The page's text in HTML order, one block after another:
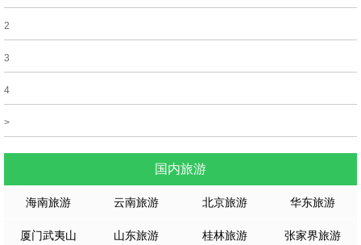
2
3
4
>
国内旅游
海南旅游 云南旅游 北京旅游 华东旅游
厦门武夷山 山东旅游 桂林旅游 张家界旅游